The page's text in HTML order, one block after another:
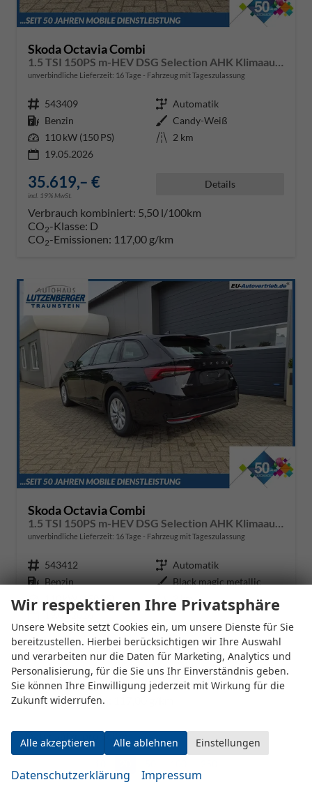
Skoda Octavia Combi
unverbindliche Lieferzeit: 16 Tage Fahrzeug mit Tageszulassung
Fahrzeugnr. 543409 Getriebe Automatik
Kraftstoff Benzin Außenfarbe Candy-Weiß
Leistung 110 kW (150 PS) Kilometerstand 2 km
19.05.2026
35.619,– €
incl. 19% MwSt.
Details
Verbrauch kombiniert: 5,50 l/100km
CO2-Klasse: D
CO2-Emissionen: 117,00 g/km
Skoda Octavia Combi
unverbindliche Lieferzeit: 16 Tage Fahrzeug mit Tageszulassung
Fahrzeugnr. 543412 Getriebe Automatik
Kraftstoff Benzin Außenfarbe Black magic metallic
110 kW (150 PS)
2 km
19.05.2026
35.619,– €
incl. 19% MwSt.
Details
Verbrauch kombiniert:5,50 l/100km
CO2-Klasse: D
CO2 -Emissionen:
Datensätze pro Seite:
Wir respektieren Ihre Privatsphäre
Unsere Website setzt Cookies ein, um unsere Dienste für Sie
bereitzustellen. Hierbei berücksichtigen wir Ihre Auswahl
und verarbeiten nur die Daten für Marketing, Analytics und
Personalisierung, für die Sie uns Ihr Einverständnis geben.
Sie können Ihre Einwilligung jederzeit mit Wirkung für die
Zukunft widerrufen.
Alle akzeptieren Alle ablehnen Einstellungen
Datenschutzerklärung Impressum